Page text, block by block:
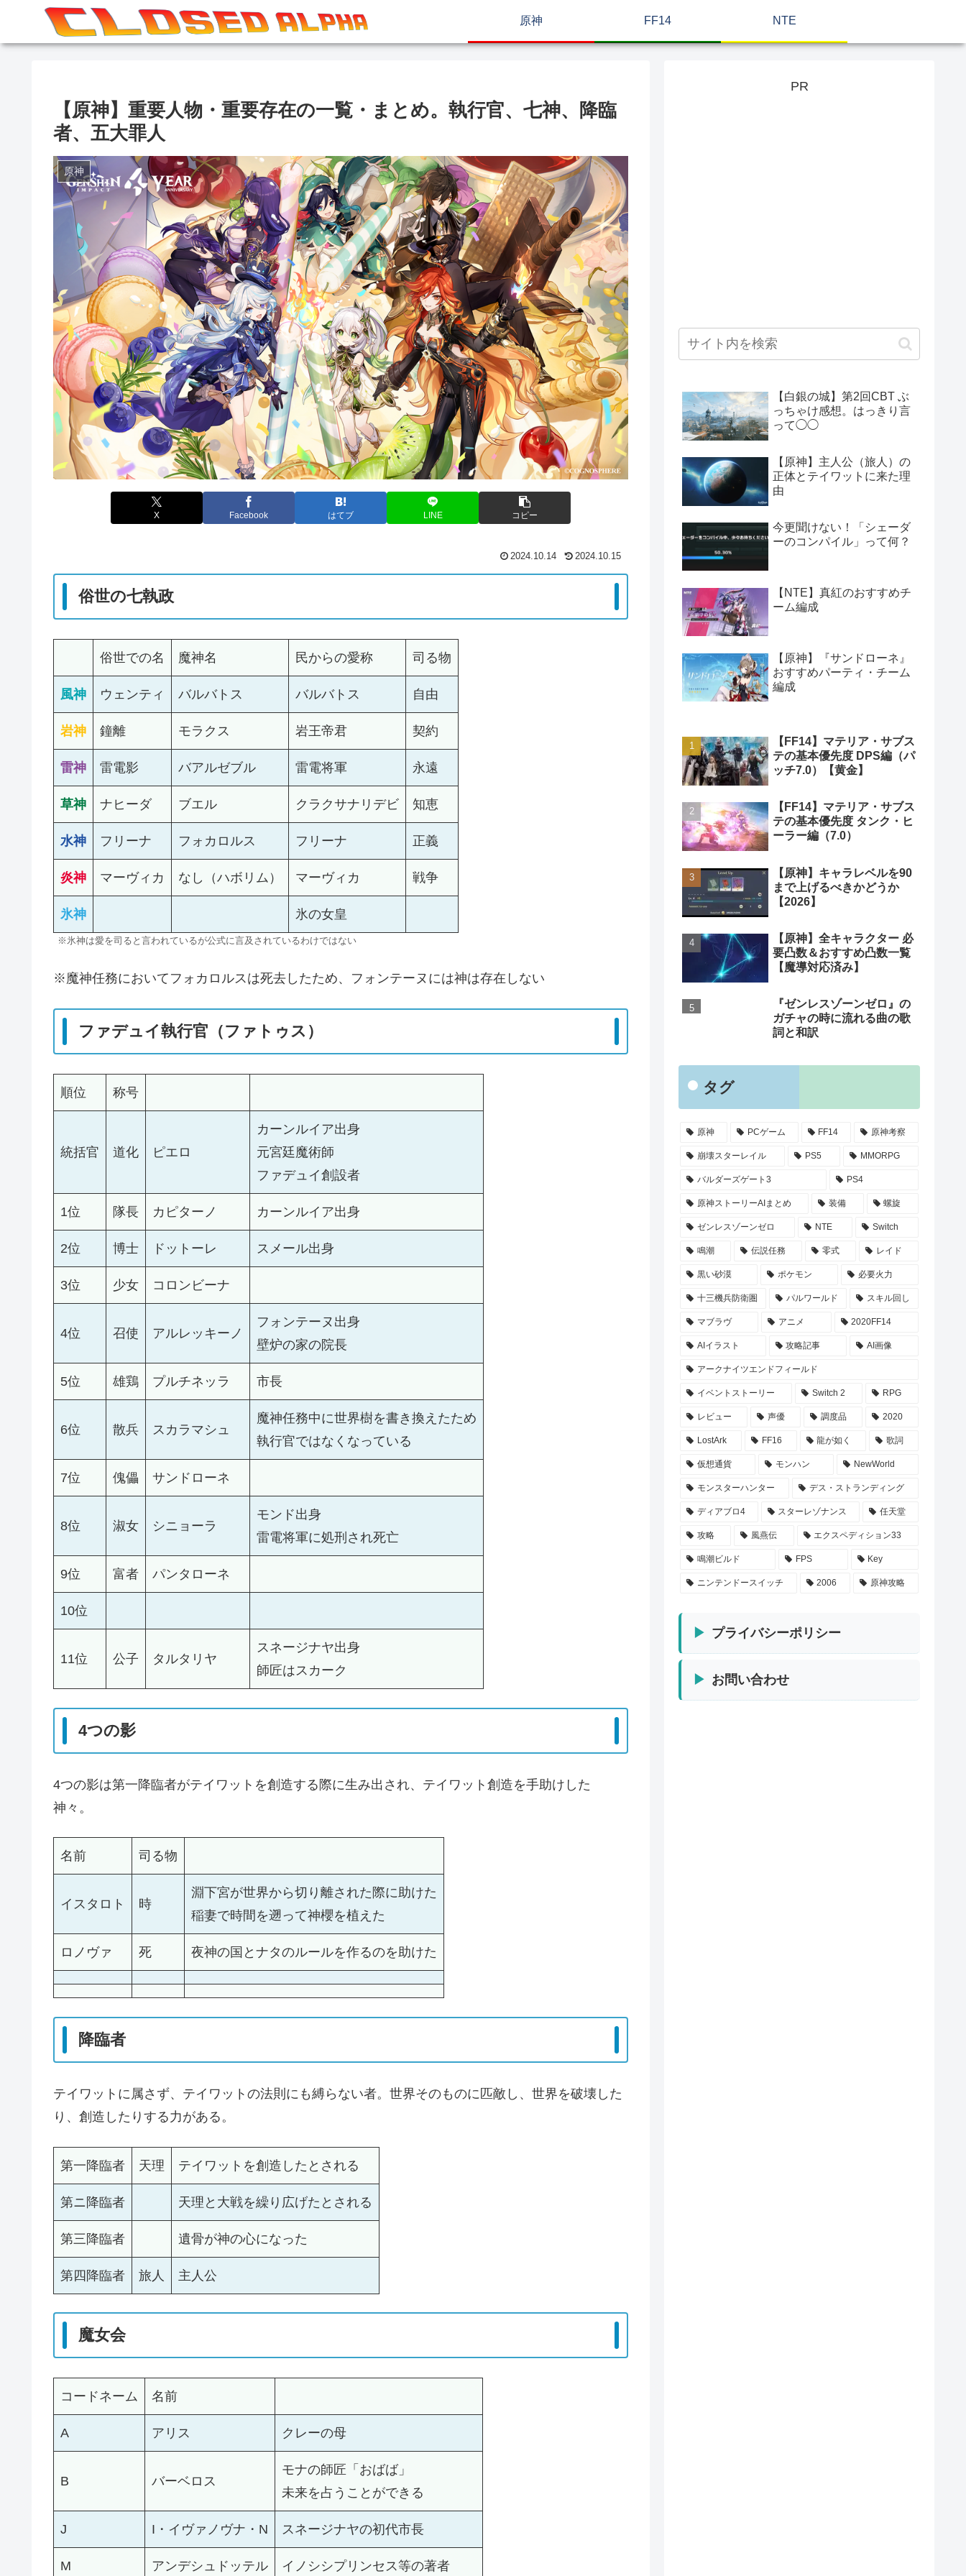
原神 FF14 NTE
【原神】重要人物・重要存在の一覧・まとめ。執行官、七神、降臨
者、五大罪人
原神
X Facebook はてブ LINE コピー
2024.10.14 2024.10.15
俗世の七執政
俗世での名 魔神名 民からの愛称 司る物
風神 ウェンティ バルバトス バルバトス 自由
岩神 鐘離 モラクス 岩王帝君 契約
雷神 雷電影 バアルゼブル 雷電将軍 永遠
草神 ナヒーダ ブエル クラクサナリデビ 知恵
水神 フリーナ フォカロルス フリーナ 正義
炎神 マーヴィカ なし（ハボリム） マーヴィカ 戦争
氷神 氷の女皇
※氷神は愛を司ると言われているが公式に言及されているわけではない
※魔神任務においてフォカロルスは死去したため、フォンテーヌには神は存在しない
ファデュイ執行官（ファトゥス）
順位 称号
統括官 道化 ピエロ
カーンルイア出身
元宮廷魔術師
ファデュイ創設者
1位 隊長 カピターノ カーンルイア出身
2位 博士 ドットーレ スメール出身
3位 少女 コロンビーナ
4位 召使 アルレッキーノ
フォンテーヌ出身
壁炉の家の院長
5位 雄鶏 プルチネッラ 市長
6位 散兵 スカラマシュ
魔神任務中に世界樹を書き換えたため
執行官ではなくなっている
7位 傀儡 サンドローネ
8位 淑女 シニョーラ
モンド出身
雷電将軍に処刑され死亡
9位 富者 パンタローネ
10位
11位 公子 タルタリヤ
スネージナヤ出身
師匠はスカーク
4つの影
4つの影は第一降臨者がテイワットを創造する際に生み出され、テイワット創造を手助けした
神々。
名前 司る物
イスタロト 時
淵下宮が世界から切り離された際に助けた
稲妻で時間を遡って神櫻を植えた
ロノヴァ 死 夜神の国とナタのルールを作るのを助けた
降臨者
テイワットに属さず、テイワットの法則にも縛らない者。世界そのものに匹敵し、世界を破壊した
り、創造したりする力がある。
第一降臨者 天理 テイワットを創造したとされる
第ニ降臨者 天理と大戦を繰り広げたとされる
第三降臨者 遺骨が神の心になった
第四降臨者 旅人 主人公
魔女会
コードネーム 名前
A アリス クレーの母
B バーベロス
モナの師匠「おばば」
未来を占うことができる
J I・イヴァノヴナ・N スネージナヤの初代市長
M アンデシュドッテル イノシシプリンセス等の著者
PR
【白銀の城】第2回CBT ぶ
っちゃけ感想。はっきり言
って◯◯
【原神】主人公（旅人）の
正体とテイワットに来た理
由
今更聞けない！「シェーダ
ーのコンパイル」って何？
【NTE】真紅のおすすめチ
ーム編成
【原神】『サンドローネ』
おすすめパーティ・チーム
編成
【FF14】マテリア・サブス
テの基本優先度 DPS編（パ
ッチ7.0）【黄金】
【FF14】マテリア・サブス
テの基本優先度 タンク・ヒ
ーラー編（7.0）
【原神】キャラレベルを90
まで上げるべきかどうか
【2026】
【原神】全キャラクター 必
要凸数＆おすすめ凸数一覧
【魔導対応済み】
『ゼンレスゾーンゼロ』の
ガチャの時に流れる曲の歌
詞と和訳
タグ
原神 PCゲーム FF14 原神考察
崩壊スターレイル PS5 MMORPG
バルダーズゲート3 PS4
原神ストーリーAIまとめ 装備 螺旋
ゼンレスゾーンゼロ NTE Switch
鳴潮 伝説任務 零式 レイド
黒い砂漠 ポケモン 必要火力
十三機兵防衛圏 パルワールド スキル回し
マブラヴ アニメ 2020FF14
AIイラスト 攻略記事 AI画像
アークナイツエンドフィールド
イベントストーリー Switch 2 RPG
レビュー 声優 調度品 2020
LostArk FF16 龍が如く 歌詞
仮想通貨 モンハン NewWorld
モンスターハンター デス・ストランディング
ディアブロ4 スターレゾナンス 任天堂
攻略 風燕伝 エクスペディション33
鳴潮ビルド FPS Key
ニンテンドースイッチ 2006 原神攻略
プライバシーポリシー
お問い合わせ